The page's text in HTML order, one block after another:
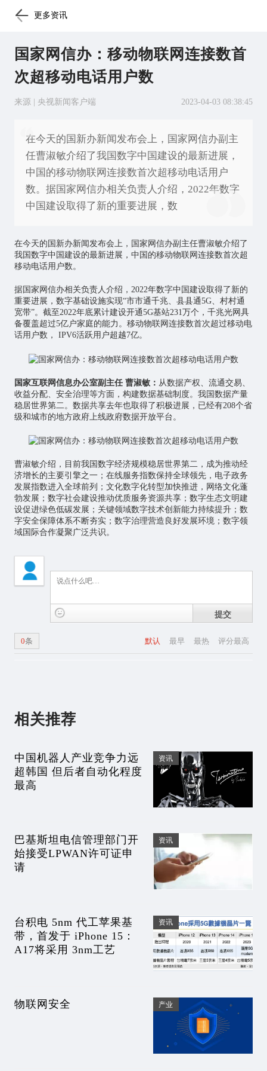
更多资讯
国家网信办：移动物联网连接数首
次超移动电话用户数
来源 | 央视新闻客户端 2023-04-03 08:38:45
在今天的国新办新闻发布会上，国家网信办副主
任曹淑敏介绍了我国数字中国建设的最新进展，
中国的移动物联网连接数首次超移动电话用户
数。据国家网信办相关负责人介绍，2022年数字
中国建设取得了新的重要进展，数
在今天的国新办新闻发布会上，国家网信办副主任曹淑敏介绍了
我国数字中国建设的最新进展，中国的移动物联网 连接数首次超
移动电话用户数。
据国家网信办相关负责人介绍，2022年数字中国建设取得了新的
重要进展，数字基础设施实现“市市通千兆、县县通5G、村村通
宽带”。截至2022年底累计建设开通5G基站231万个，千兆光网具
备覆盖超过5亿户家庭的能力。移动物联网 连接数首次超过移动电
话用户数， IPV6活跃用户超越7亿。
国家互联网信息办公室副主任 曹淑敏： 从数据产权、流通交易、
收益分配、安全治理等方面，构建数据基础制度。我国数据产量
稳居世界第二。数据共享去年也取得了积极进展，已经有208个省
级和城市的地方政府上线政府数据开放平台。
曹淑敏介绍，目前我国数字经济规模稳居世界第二，成为推动经
济增长的主要引擎之一；在线服务指数保持全球领先，电子政务
发展指数进入全球前列；文化数字化转型加快推进，网络文化蓬
勃发展；数字社会建设推动优质服务资源共享；数字生态文明建
设促进绿色低碳发展；关键领域数字技术创新能力持续提升；数
字安全保障体系不断夯实；数字治理营造良好发展环境；数字领
域国际合作凝聚广泛共识。
提交
默认 最早 最热 评分最高
0条
相关推荐
中国机器人产业竞争力远
超韩国 但后者自动化程度
最高
资讯
巴基斯坦电信管理部门开
始接受LPWAN许可证申
请
资讯
台积电 5nm 代工苹果基
带，首发于 iPhone 15：
A17将采用 3nm工艺
资讯
物联网安全 产业